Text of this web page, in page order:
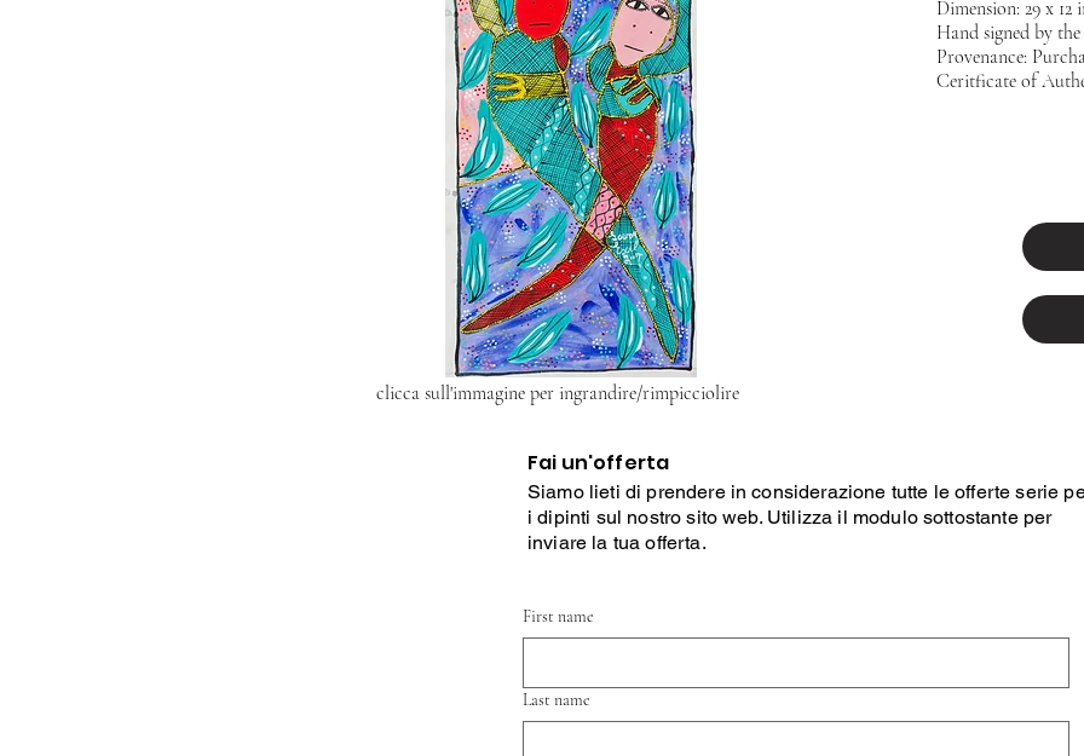
clicca sull'immagine per ingrandire/rimpicciolire
Dimension: 29 x 12
Hand signed by
Provenance:
Ceritficate of
First name
Last name
Fai un'offerta
Siamo lieti di prendere in considerazione tutte le offerte serie
i dipinti sul nostro sito web. Utilizza il modulo sottostante per
inviare la tua offerta.